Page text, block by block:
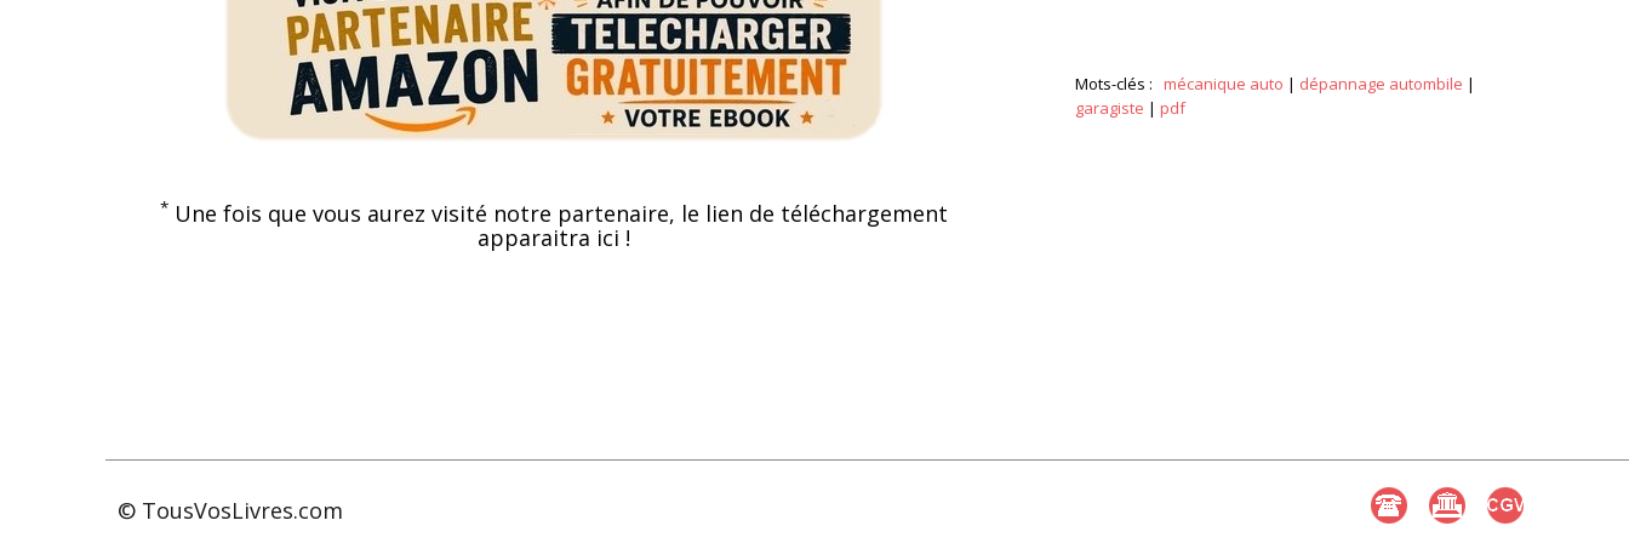
* Une fois que vous aurez visité notre partenaire, le lien de téléchargement
apparaitra ici !
Mots-clés : mécanique auto | dépannage autombile |
garagiste | pdf
© TousVosLivres.com